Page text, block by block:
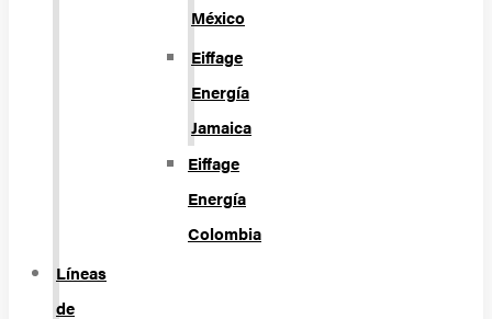
México
Eiffage
Energía
Jamaica
Eiffage
Energía
Colombia
Líneas
de